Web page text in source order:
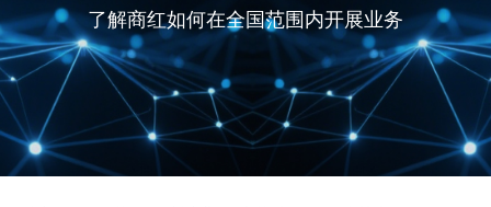
了解商红如何在全国范围内开展业务